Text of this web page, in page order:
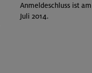
Anmeldeschluss ist
Juli 2014.